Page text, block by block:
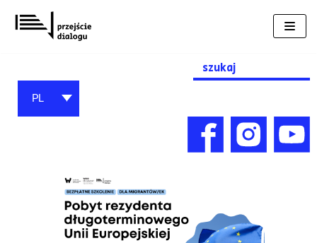
Przejdź
do
Search
for:
PL